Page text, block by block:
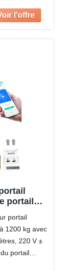
portail
de 4
portail
1200 kg avec
220 V ±
portail